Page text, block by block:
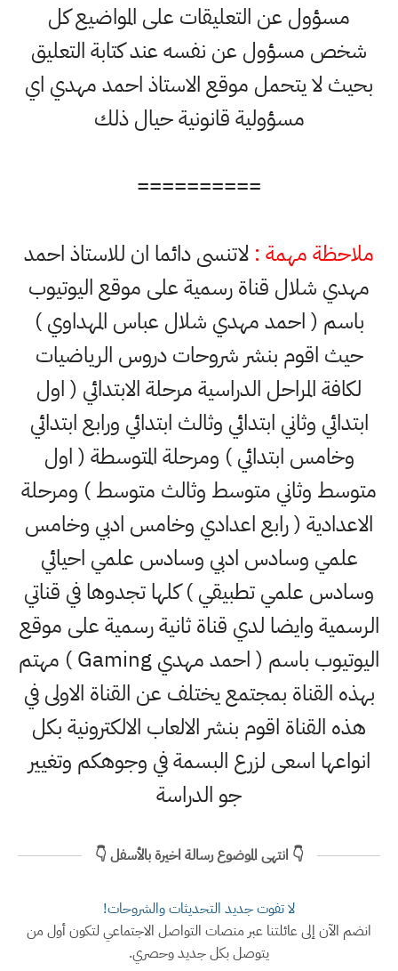
مسؤول عن التعليقات على المواضيع كل
شخص مسؤول عن نفسه عند كتابة التعليق
بحيث لا يتحمل موقع الاستاذ احمد مهدي اي
مسؤولية قانونية حيال ذلك
==========
ملاحظة مهمة : لاتنسى دائما ان للاستاذ احمد
مهدي شلال قناة رسمية على موقع اليوتيوب
باسم ( احمد مهدي شلال عباس المهداوي )
حيث اقوم بنشر شروحات دروس الرياضيات
لكافة المراحل الدراسية مرحلة الابتدائي ( اول
ابتدائي وثاني ابتدائي وثالث ابتدائي ورابع ابتدائي
وخامس ابتدائي ) ومرحلة المتوسطة ( اول
متوسط وثاني متوسط وثالث متوسط ) ومرحلة
الاعدادية ( رابع اعدادي وخامس ادبي وخامس
علمي وسادس ادبي وسادس علمي احيائي
وسادس علمي تطبيقي ) كلها تجدوها في قناتي
الرسمية وايضا لدي قناة ثانية رسمية على موقع
اليوتيوب باسم ( احمد مهدي Gaming ) مهتم
بهذه القناة بمجتمع يختلف عن القناة الاولى في
هذه القناة اقوم بنشر الالعاب الالكترونية بكل
انواعها اسعى لزرع البسمة في وجوهكم وتغيير
جو الدراسة
👇 انتهى الموضوع رسالة اخيرة بالأسفل 👇
لا تفوت جديد التحديثات والشروحات!
انضم الآن إلى عائلتنا عبر منصات التواصل الاجتماعي لتكون أول من
يتوصل بكل جديد وحصري.